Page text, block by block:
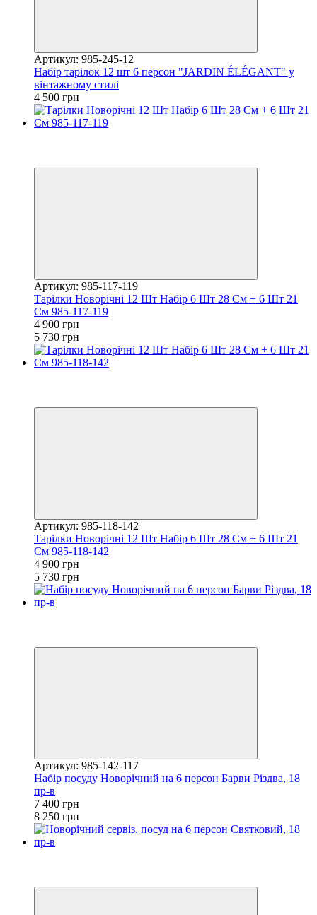
Артикул: 985-245-12
Набір тарілок 12 шт 6 персон "JARDIN ÉLÉGANT" у
вінтажному стилі
4 500 грн
Артикул: 985-117-119
Тарілки Новорічні 12 Шт Набір 6 Шт 28 См + 6 Шт 21
См 985-117-119
4 900 грн
5 730 грн
Артикул: 985-118-142
Тарілки Новорічні 12 Шт Набір 6 Шт 28 См + 6 Шт 21
См 985-118-142
4 900 грн
5 730 грн
Артикул: 985-142-117
Набір посуду Новорічний на 6 персон Барви Різдва, 18
пр-в
7 400 грн
8 250 грн